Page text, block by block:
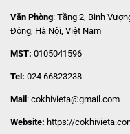
Văn Phòng: Tầng 2, Bình
Đông, Hà Nội, Việt Nam
MST: 0105041596
Tel: 024 66823238
Mail : cokhivieta@gmail.com
Website: https://